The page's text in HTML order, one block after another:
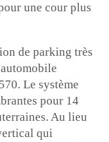
une cour plus
de parking très
Le système
pour 14
Au lieu
qui